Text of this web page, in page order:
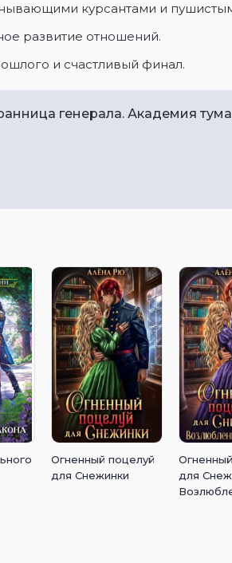
курсантами и
развитие отношений.
и счастливый финал.
генерала. Академия
Огненный поцелуй
для Снежинки
для